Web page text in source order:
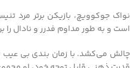
نواک جوکوویچ، بازیکن برتر مرد
است و به‌ طور مداوم فدرر و نادال
چالش می‌کشد. با زمان‌ بندی بی‌